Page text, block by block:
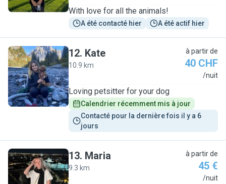
With love for all the animals!
A été contacté hier A été actif hier
K
12. Kate
10.9 km
à partir de
40 CHF
/nuit
Loving petsitter for your dog
Calendrier récemment mis à jour
Contacté pour la dernière fois il y a 6
jours
M
13. Maria
9.3 km
à partir de
45 €
/nuit